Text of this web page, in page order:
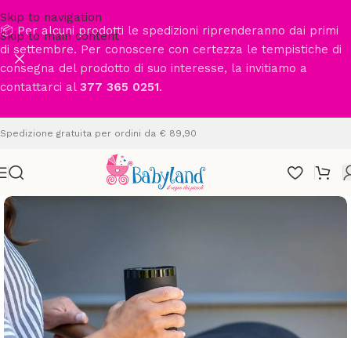
Skip to navigation
Skip to main content
📦 Per alcuni prodotti le spedizioni riprenderanno dai primi
di settembre. Per conoscere con certezza le tempistiche di
consegna del prodotto di suo interesse, la invitiamo a
contattarci al 377 365 0251.
Spedizione gratuita per ordini da € 89,90